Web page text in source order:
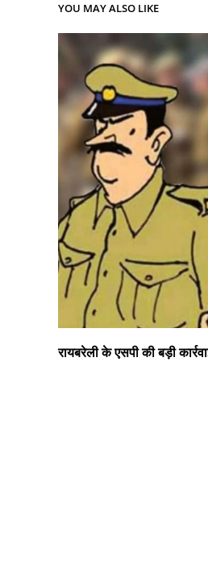
YOU MAY ALSO LIKE
रायबरेली के एसपी की बड़ी